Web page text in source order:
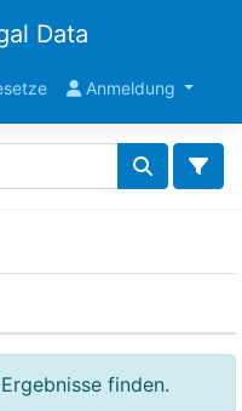
Data
Anmeldung
finden.